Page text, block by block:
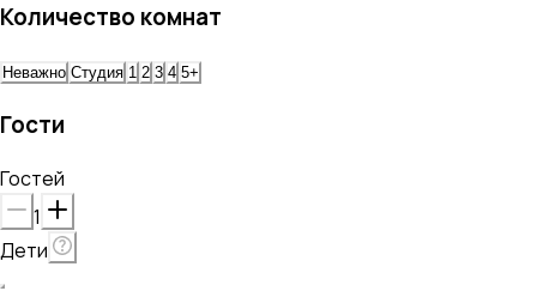
Количество комнат
Неважно Студия 1 2 3 4 5+
Гости
Гостей
1
Дети